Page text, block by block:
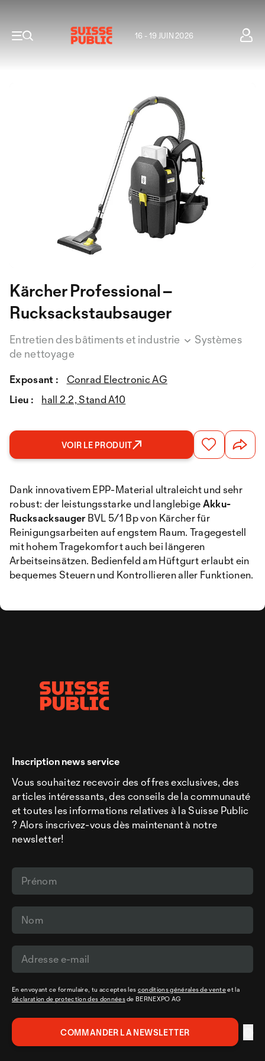
16 - 19 JUIN 2026
Kärcher Professional –
Rucksackstaubsauger
Entretien des bâtiments et industrie
Systèmes
de nettoyage
Exposant :
Conrad Electronic AG
Lieu :
hall 2.2, Stand A10
VOIR LE PRODUIT
Dank innovativem EPP-Material ultraleicht und sehr
robust: der leistungsstarke und langlebigeAkku-
Rucksacksauger BVL 5/1 Bp von Kärcher für
Reinigungsarbeiten auf engstem Raum. Tragegestell
mit hohem Tragekomfort auch bei längeren
Arbeitseinsätzen. Bedienfeld am Hüftgurt erlaubt ein
bequemes Steuern und Kontrollieren aller Funktionen.
Inscription news service
Vous souhaitez recevoir des offres exclusives, des
articles intéressants, des conseils de la communauté
et toutes les informations relatives à la Suisse Public
? Alors inscrivez-vous dès maintenant à notre
newsletter!
En envoyant ce formulaire, tu acceptes les conditions générales de venteet la
déclaration de protection des donnéesde BERNEXPO AG